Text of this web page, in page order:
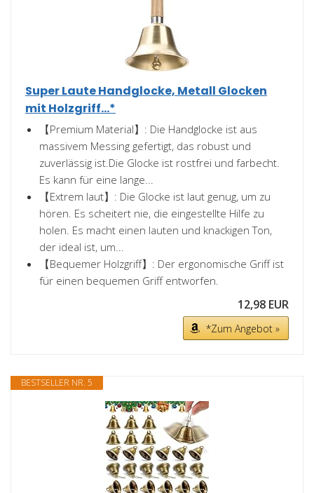
Super Laute Handglocke, Metall Glocken
mit Holzgriff...*
【Premium Material】: Die Handglocke ist aus
massivem Messing gefertigt, das robust und
zuverlässig ist.Die Glocke ist rostfrei und farbecht.
Es kann für eine lange...
【Extrem laut】: Die Glocke ist laut genug, um zu
hören. Es scheitert nie, die eingestellte Hilfe zu
holen. Es macht einen lauten und knackigen Ton,
der ideal ist, um...
【Bequemer Holzgriff】: Der ergonomische Griff ist
für einen bequemen Griff entworfen.
12,98 EUR
*Zum Angebot »
BESTSELLER NR. 5